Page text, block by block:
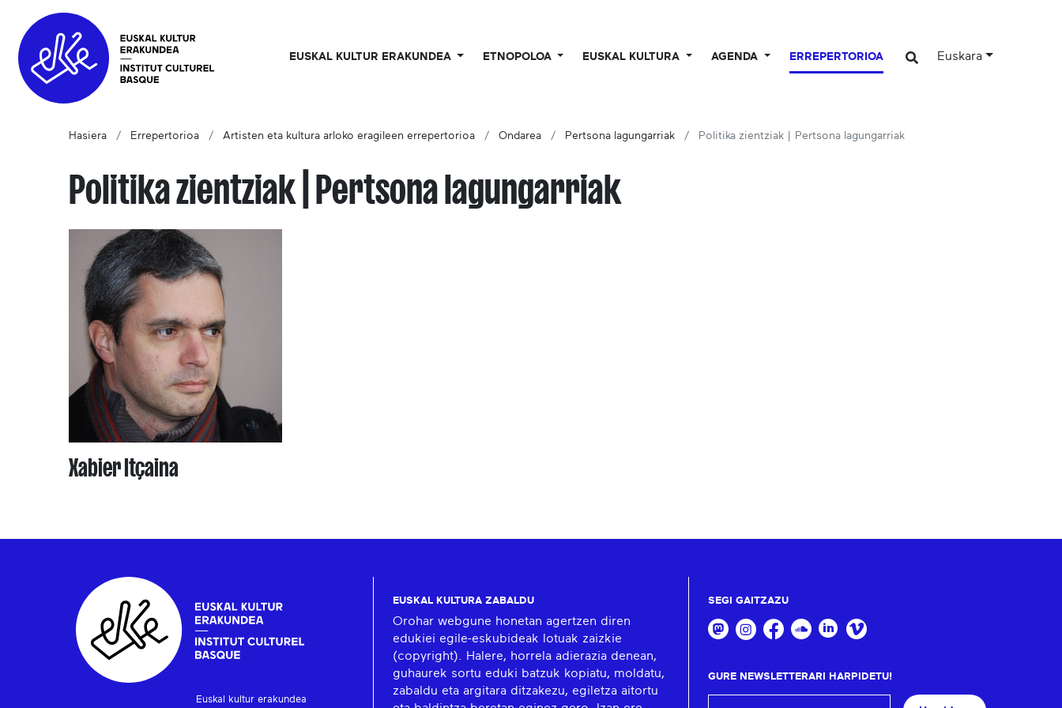
EUSKAL KULTUR ERAKUNDEA ETNOPOLOA EUSKAL KULTURA AGENDA ERREPERTORIOA Euskara
Hasiera Errepertorioa Artisten eta kultura arloko eragileen errepertorioa Ondarea Pertsona lagungarriak Politika zientziak | Pertsona lagungarriak
Politika zientziak | Pertsona lagungarriak
Xabier Itçaina
Euskal kultur erakundea
EUSKAL KULTURA ZABALDU
Orohar webgune honetan agertzen diren
edukiei egile-eskubideak lotuak zaizkie
(copyright). Halere, horrela adierazia denean,
guhaurek sortu eduki batzuk kopiatu, moldatu,
zabaldu eta argitara ditzakezu, egiletza aitortu
SEGI GAITZAZU
GURE NEWSLETTERARI HARPIDETU!